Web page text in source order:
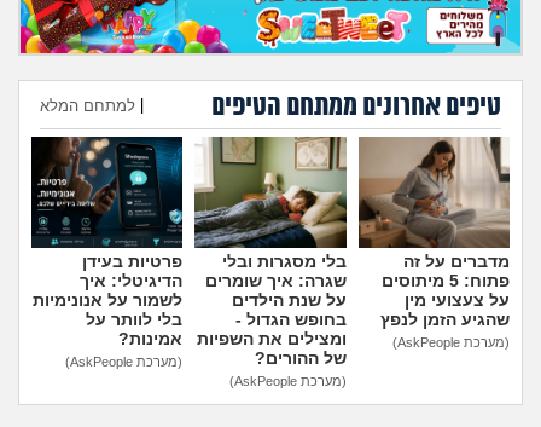
טיפים אחרונים ממתחם הטיפים למתחם המלא
הוספת טיפ
מדברים על זה
פתוח: 5 מיתוסים
על צעצועי מין
שהגיע הזמן לנפץ
(מערכת AskPeople)
בלי מסגרות ובלי
שגרה: איך שומרים
על שנת הילדים
בחופש הגדול -
ומצילים את השפיות
של ההורים?
(מערכת AskPeople)
פרטיות בעידן
הדיגיטלי: איך
לשמור על אנונימיות
בלי לוותר על
אמינות?
(מערכת AskPeople)